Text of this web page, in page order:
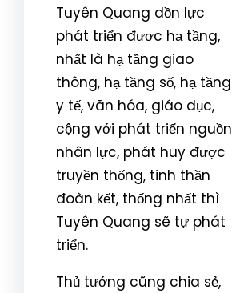
Tuyên Quang dồn lực
phát triển được hạ tầng,
nhất là hạ tầng giao
thông, hạ tầng số, hạ tầng
y tế, văn hóa, giáo dục,
cộng với phát triển nguồn
nhân lực, phát huy được
truyền thống, tinh thần
đoàn kết, thống nhất thì
Tuyên Quang sẽ tự phát
triển.
Thủ tướng cũng chia sẻ,